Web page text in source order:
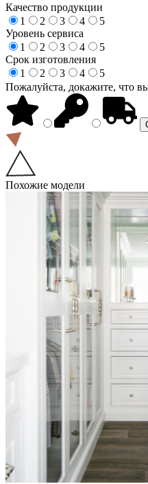
Качество продукции
1
2 3 4
5
Уровень сервиса
1
2 3 4
5
Срок изготовления
1
2 3 4
5
Пожалуйста, докажите, что
Похожие модели